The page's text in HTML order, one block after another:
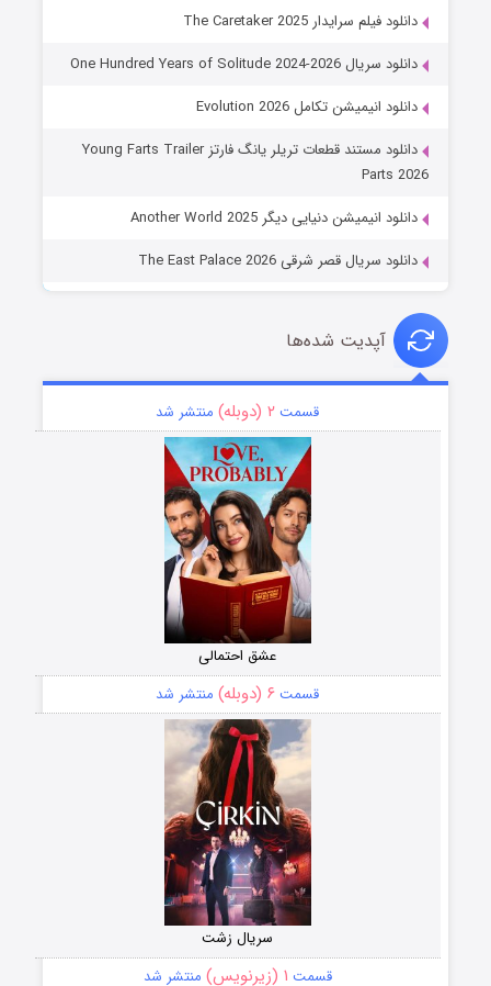
دانلود فیلم سرایدار The Caretaker 2025
دانلود سریال One Hundred Years of Solitude 2024-2026
دانلود انیمیشن تکامل Evolution 2026
دانلود مستند قطعات تریلر یانگ فارتز Young Farts Trailer
Parts 2026
دانلود انیمیشن دنیایی دیگر Another World 2025
دانلود سریال قصر شرقی The East Palace 2026
آپدیت شده‌ها
قسمت ۲ (دوبله) منتشر شد
عشق احتمالی
قسمت ۶ (دوبله) منتشر شد
سریال زشت
قسمت ۱ (زیرنویس) منتشر شد